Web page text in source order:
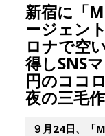
新宿に「
ージェン
ロナで空
得しSNS
円のココ
夜の三毛
９月24日、「